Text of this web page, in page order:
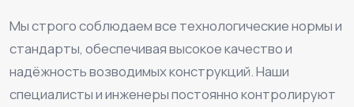
Мы строго соблюдаем все технологические нормы и
стандарты, обеспечивая высокое качество и
надёжность возводимых конструкций. Наши
специалисты и инженеры постоянно контролируют